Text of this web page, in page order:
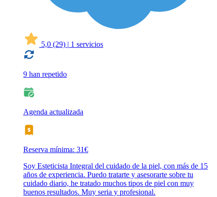
5,0 (29) | 1 servicios
9 han repetido
Agenda actualizada
Reserva mínima: 31€
Soy Esteticista Integral del cuidado de la piel, con más de 15
años de experiencia. Puedo tratarte y asesorarte sobre tu
cuidado diario, he tratado muchos tipos de piel con muy
buenos resultados. Muy seria y profesional.